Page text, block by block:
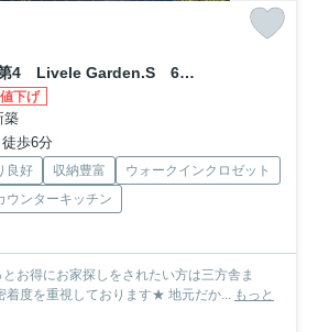
新築 前橋市樋越町第4 Livele Garden.S 6号棟
下げ
築
歩6分
良好 収納豊富
ウォークインクロゼット
ウンターキッチン
お得にお家探しをされたい方は三方舎ま
域密着度を重視しております★ 地元だか... もっと